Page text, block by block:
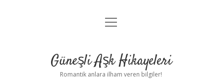
Anasayfa
Yasal Uyarı
menüyü
Güneşli Aşk Hikayeleri
Romantik anlara ilham veren bilgiler!